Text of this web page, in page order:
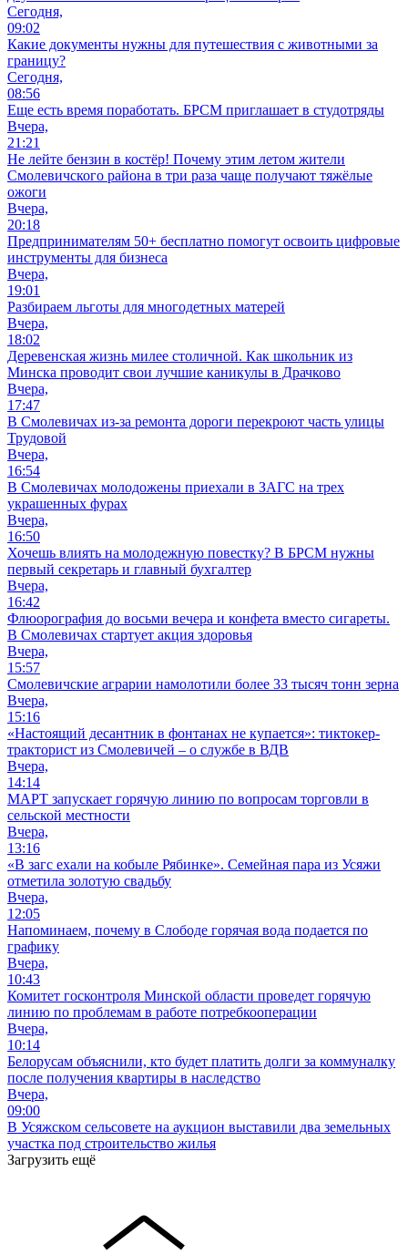
Сегодня,
09:02
Какие документы нужны для путешествия с животными за
границу?
Сегодня,
08:56
Еще есть время поработать. БРСМ приглашает в студотряды
Вчера,
21:21
Не лейте бензин в костёр! Почему этим летом жители
Смолевичского района в три раза чаще получают тяжёлые
ожоги
Вчера,
20:18
Предпринимателям 50+ бесплатно помогут освоить цифровые
инструменты для бизнеса
Вчера,
19:01
Разбираем льготы для многодетных матерей
Вчера,
18:02
Деревенская жизнь милее столичной. Как школьник из
Минска проводит свои лучшие каникулы в Драчково
Вчера,
17:47
В Смолевичах из-за ремонта дороги перекроют часть улицы
Трудовой
Вчера,
16:54
В Смолевичах молодожены приехали в ЗАГС на трех
украшенных фурах
Вчера,
16:50
Хочешь влиять на молодежную повестку? В БРСМ нужны
первый секретарь и главный бухгалтер
Вчера,
16:42
Флюорография до восьми вечера и конфета вместо сигареты.
В Смолевичах стартует акция здоровья
Вчера,
15:57
Смолевичские аграрии намолотили более 33 тысяч тонн зерна
Вчера,
15:16
«Настоящий десантник в фонтанах не купается»: тиктокер-
тракторист из Смолевичей – о службе в ВДВ
Вчера,
14:14
МАРТ запускает горячую линию по вопросам торговли в
сельской местности
Вчера,
13:16
«В загс ехали на кобыле Рябинке». Семейная пара из Усяжи
отметила золотую свадьбу
Вчера,
12:05
Напоминаем, почему в Слободе горячая вода подается по
графику
Вчера,
10:43
Комитет госконтроля Минской области проведет горячую
линию по проблемам в работе потребкооперации
Вчера,
10:14
Белорусам объяснили, кто будет платить долги за коммуналку
после получения квартиры в наследство
Вчера,
09:00
В Усяжском сельсовете на аукцион выставили два земельных
участка под строительство жилья
Загрузить ещё